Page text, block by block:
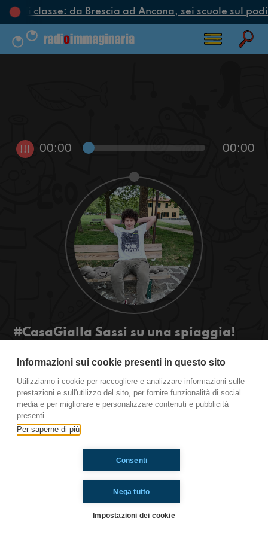
di classe: da Brescia ad Ancona, sei scuole sul
!!! 00:00 00:00
#CasaGialla Sassi su una spiaggia!
cosa faremo in estate appena finita la scuola e di
sassi, per saperne di più ascoltate la puntata.
Ti è piaciuto? Condividilo!
Informazioni sui cookie presenti in questo sito
Utilizziamo i cookie per raccogliere e analizzare informazioni sulle
prestazioni e sull'utilizzo del sito, per fornire funzionalità di social
media e per migliorare e personalizzare contenuti e pubblicità
presenti.
Per saperne di più
Nega tutto
Consenti
Impostazioni dei cookie